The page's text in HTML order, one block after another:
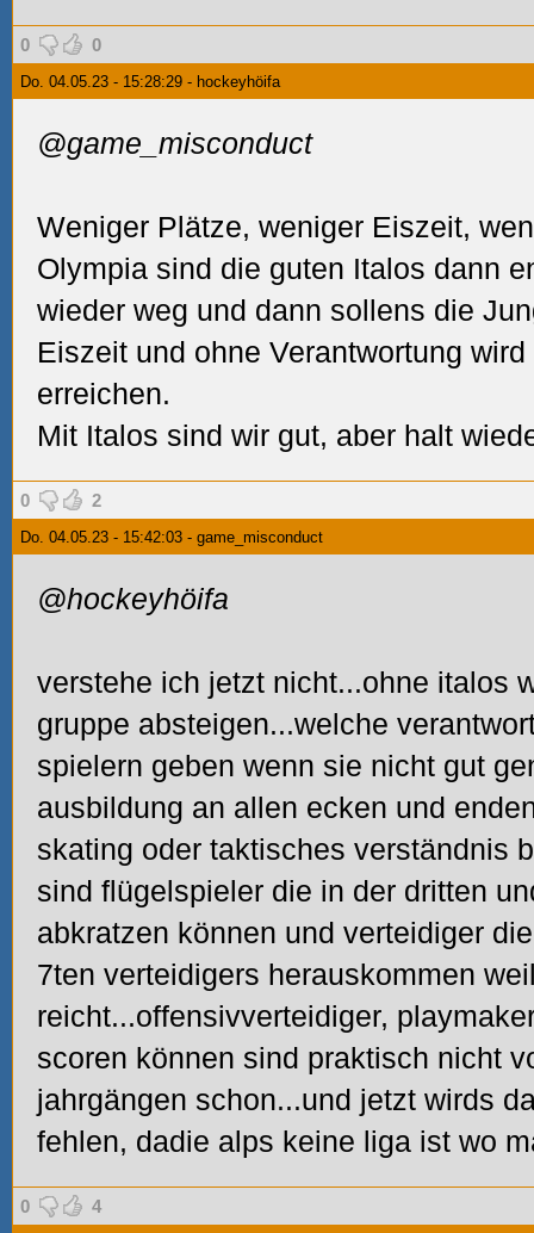
0 0
Do. 04.05.23 - 15:28:29 - hockeyhöifa
@game_misconduct
Weniger Plätze, weniger Eiszeit,
Olympia sind die guten Italos dann
wieder weg und dann sollens die
Eiszeit und ohne Verantwortung
erreichen.
Mit Italos sind wir gut, aber halt
0 2
Do. 04.05.23 - 15:42:03 - game_misconduct
@hockeyhöifa
verstehe ich jetzt nicht...ohne italos
gruppe absteigen...welche
spielern geben wenn sie nicht gut
ausbildung an allen ecken und
skating oder taktisches verständnis
sind flügelspieler die in der dritten
abkratzen können und verteidiger
7ten verteidigers herauskommen
reicht...offensivverteidiger,
scoren können sind praktisch nicht
jahrgängen schon...und jetzt wirds
fehlen, dadie alps keine liga ist wo
0 4